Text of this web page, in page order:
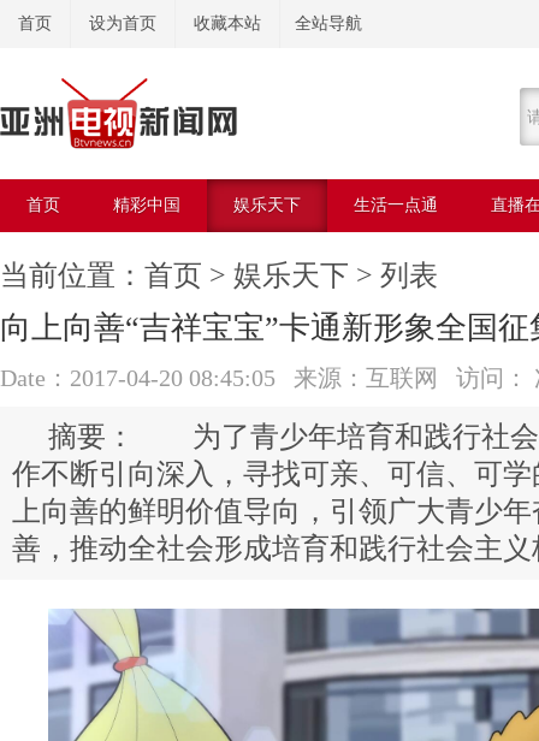
首页 设为首页 收藏本站 全站导航
首页 精彩中国 娱乐天下 生活一点通 直播
美容美体
当前位置： 首页 > 娱乐天下 > 列表
向上向善“吉祥宝宝”卡通新形象全国
Date：2017-04-20 08:45:05 来源：互联网 访问：
为了青少年培育和践行社会
作不断引向深入，寻找可亲、可信、可
上向善的鲜明价值导向，引领广大青少
善，推动全社会形成培育和践行社会主